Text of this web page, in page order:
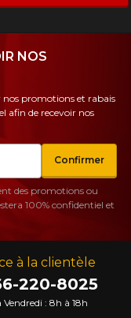
à la clientèle
220-8025
Vendredi : 8h à 18h
NOS
promotions et rabais
afin de recevoir nos
Confirmer
des promotions ou
100% confidentiel et